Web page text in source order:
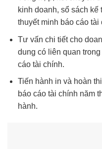
kinh doanh, sổ sách
thuyết minh báo cáo tài
Tư vấn chi tiết cho
dung có liên quan
cáo tài chính.
Tiến hành in và hoàn
báo cáo tài chính năm
hành.